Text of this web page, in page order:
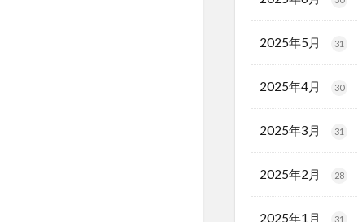
2025年5月 31
2025年4月 30
2025年3月 31
2025年2月 28
2025年1月 31